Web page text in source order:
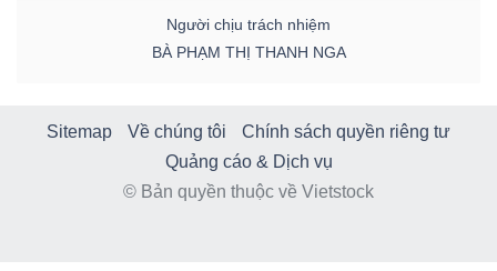
Người chịu trách nhiệm
BÀ PHẠM THỊ THANH NGA
Sitemap Về chúng tôi
Chính sách quyền riêng tư
Quảng cáo & Dịch vụ
© Bản quyền thuộc về Vietstock